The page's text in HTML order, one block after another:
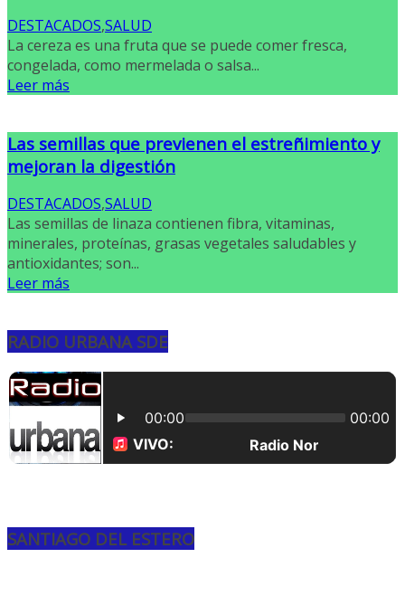
DESTACADOS,SALUD
La cereza es una fruta que se puede comer fresca,
congelada, como mermelada o salsa...
Leer más
Las semillas que previenen el estreñimiento y
mejoran la digestión
DESTACADOS,SALUD
Las semillas de linaza contienen fibra, vitaminas,
minerales, proteínas, grasas vegetales saludables y
antioxidantes; son...
Leer más
RADIO URBANA SDE
SANTIAGO DEL ESTERO